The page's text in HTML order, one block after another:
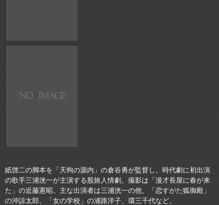
紙啓二の脚本を「天狗の源内」の倉谷勇が監督し、時代劇に初出演
の歌手三浦洸一が主演する股旅人情劇。撮影は「漫才長屋に春が来
た」の近藤憲昭。主な出演者は三浦洸一の他、「恋すがた狐御殿」
の沖諒太郎、「女の学校」の浦路洋子、環三千代など。